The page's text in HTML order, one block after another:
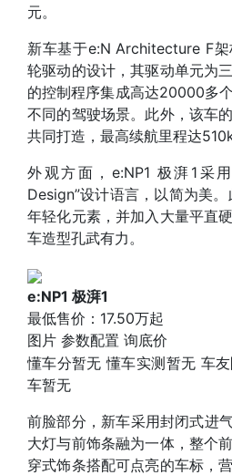
元。
新车基于e:N Architecture F
轮驱动的设计，其驱动单元为
的控制程序集成高达20000多
不同的驾驶场景。此外，该车
共同打造，最高续航里程达
外观方面，e:NP1 极湃1采
Design”设计语言，以简为美
年轻化元素，并加入大量平直
车造型孔武有力。
e:NP1 极湃1
最低售价： 17.50万起
图片 参数配置 询底价
懂车分暂无 懂车实测 暂无 车
车暂无
前脸部分，新车采用封闭式进
大灯与前饰条融为一体，整个
穿式饰条搭配可点亮的车标，